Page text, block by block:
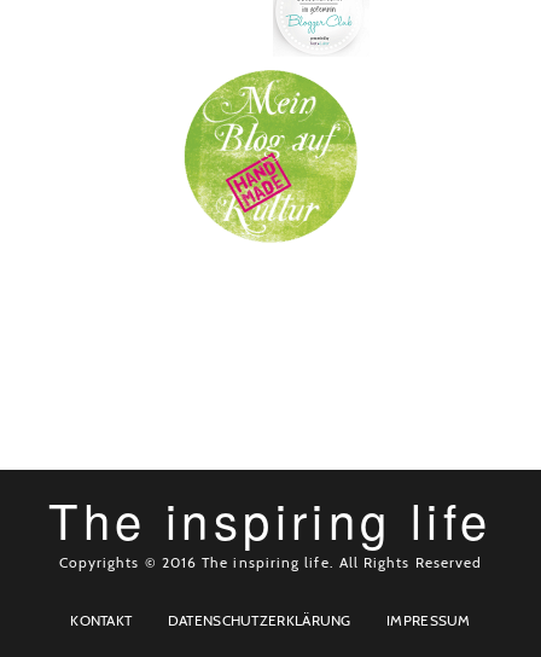
The inspiring life
Copyrights © 2016 The inspiring life. All Rights Reserved
KONTAKT DATENSCHUTZERKLÄRUNG IMPRESSUM